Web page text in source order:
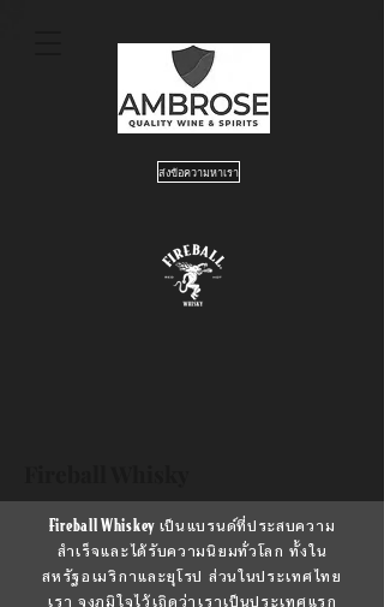
ส่งข้อความหาเรา
Fireball Whiskey เป็นแบรนด์ที่ประสบความ
สำเร็จและได้รับความนิยมทั่วโลก ทั้งใน
สหรัฐอเมริกาและยุโรป ส่วนในประเทศไทย
เรา จงภูมิใจไว้เถิดว่าเราเป็นประเทศแรก